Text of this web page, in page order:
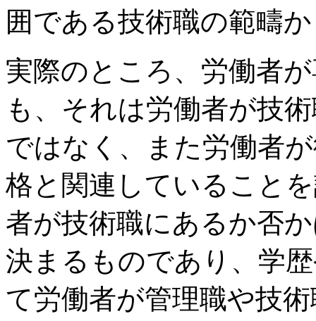
囲である技術職の範疇
実際のところ、労働者
も、それは労働者が技
ではなく、また労働者
格と関連していること
者が技術職にあるか否
決まるものであり、学
て労働者が管理職や技